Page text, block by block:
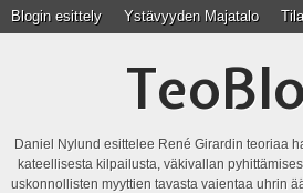
Blogin esittely Ystävyyden Majatalo
Daniel Nylund esittelee René Girardin teoriaa
kateellisesta kilpailusta, väkivallan
uskonnollisten myyttien tavasta vaientaa uhrin